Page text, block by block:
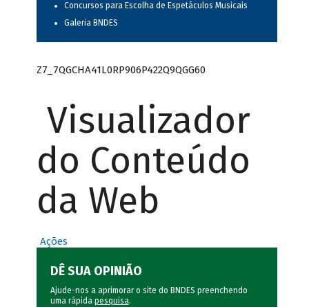
Concursos para Escolha de Espetáculos Musicais
Galeria BNDES
Z7_7QGCHA41L0RP906P422Q9QGG60
Visualizador
do Conteúdo
da Web
Ações
DÊ SUA OPINIÃO
Ajude-nos a aprimorar o site do BNDES preenchendo
uma rápida pesquisa.